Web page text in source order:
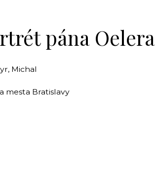
pána
Michal
mesta Bratislavy